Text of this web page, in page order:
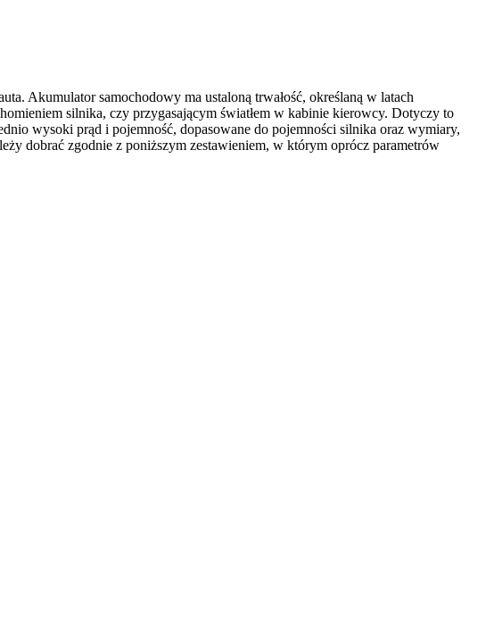
Akumulator samochodowy ma ustaloną trwałość, określaną w latach
silnika, czy przygasającym światłem w kabinie kierowcy. Dotyczy to
wysoki prąd i pojemność, dopasowane do pojemności silnika oraz wymiary,
dobrać zgodnie z poniższym zestawieniem, w którym oprócz parametrów